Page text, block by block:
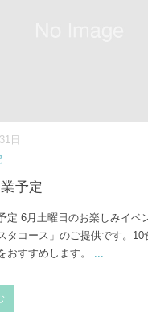
日
予定
定 6月土曜日のお楽しみイベ
タコース」のご提供です。10
おすすめします。 ...